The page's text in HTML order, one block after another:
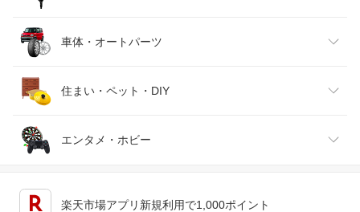
靴
腕時計
ジュエリー・アクセサリー
日本酒・焼酎
TV・オーディオ・カメラ
スマートフォン・タブレット
パソコン・周辺機器
スポーツ・アウトドア
ゴルフ
車体・オートパーツ
車用品・バイク用品
車・バイク
住まい・ペット・DIY
インテリア・寝具・収納
エンタメ・ホビー
楽天市場アプリ新規利用で1,000ポイント